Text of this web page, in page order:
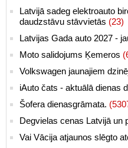
Latvijā sadeg elektroauto
daudzstāvu stāvvietās (23)
Latvijas Gada auto 2027 -
Moto salidojums Ķemeros
Volkswagen jaunajiem
iAuto čats - aktuālā dienas
Šofera dienasgrāmata.
Degvielas cenas Latvijā un
Vai Vācija atjaunos slēgto